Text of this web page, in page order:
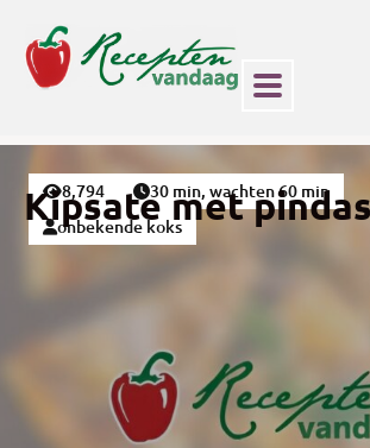
8,794
30 min, wachten 60 min
onbekende koks
Kipsate met